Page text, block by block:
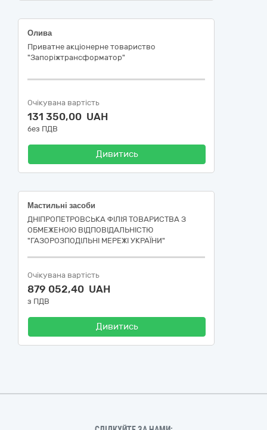
Олива
Приватне акціонерне товариство
"Запоріжтрансформатор"
Очікувана вартість
131 350,00 UAH
без ПДВ
Дивитись
Мастильні засоби
ДНІПРОПЕТРОВСЬКА ФІЛІЯ ТОВАРИСТВА З
ОБМЕЖЕНОЮ ВІДПОВІДАЛЬНІСТЮ
"ГАЗОРОЗПОДІЛЬНІ МЕРЕЖІ УКРАЇНИ"
Очікувана вартість
879 052,40 UAH
з ПДВ
Дивитись